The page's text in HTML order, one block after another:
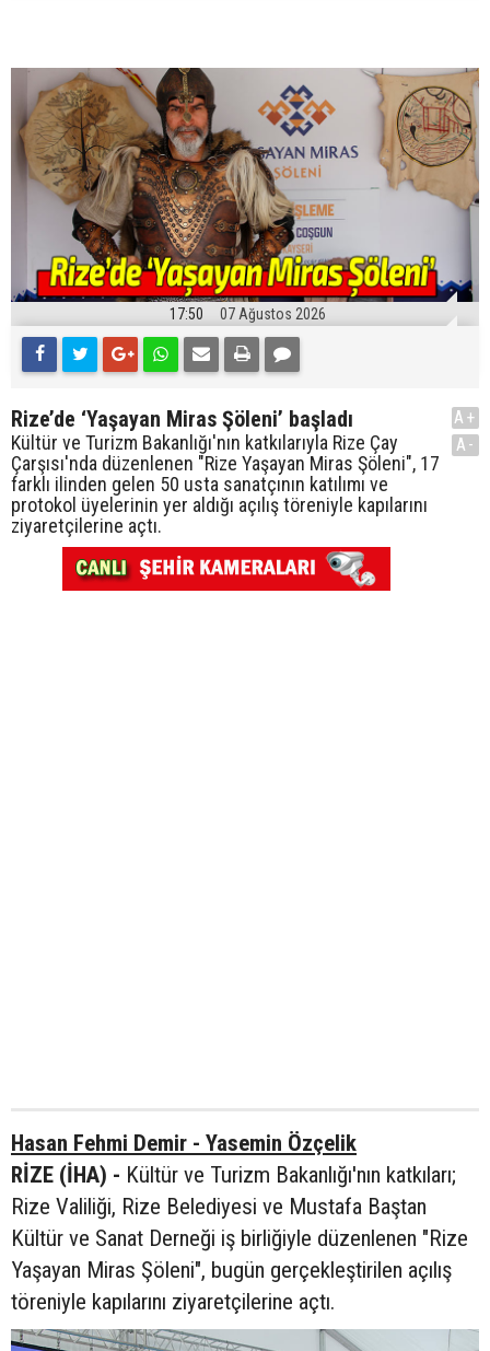
17:50 07 Ağustos 2026
Rize’de ‘Yaşayan Miras Şöleni’ başladı
Kültür ve Turizm Bakanlığı'nın katkılarıyla Rize Çay
Çarşısı'nda düzenlenen "Rize Yaşayan Miras Şöleni", 17
farklı ilinden gelen 50 usta sanatçının katılımı ve
protokol üyelerinin yer aldığı açılış töreniyle kapılarını
ziyaretçilerine açtı.
A+
A-
Hasan Fehmi Demir - Yasemin Özçelik
RİZE (İHA) - Kültür ve Turizm Bakanlığı'nın katkıları;
Rize Valiliği, Rize Belediyesi ve Mustafa Baştan
Kültür ve Sanat Derneği iş birliğiyle düzenlenen "Rize
Yaşayan Miras Şöleni", bugün gerçekleştirilen açılış
töreniyle kapılarını ziyaretçilerine açtı.